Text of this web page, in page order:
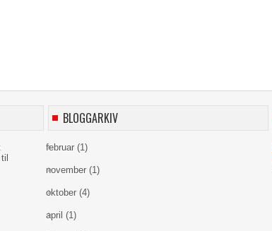
BLOGGARKIV
februar (1)
november (1)
oktober (4)
april (1)